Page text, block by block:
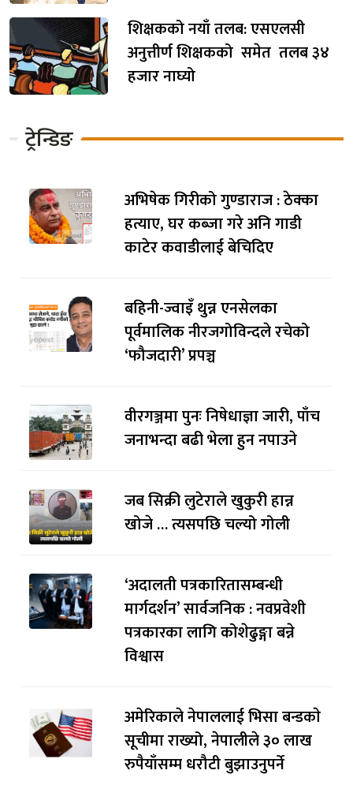
शिक्षकको नयाँ तलब: एसएलसी
अनुत्तीर्ण शिक्षकको समेत तलब ३४
हजार नाघ्यो
ट्रेन्डिङ
अभिषेक गिरीको गुण्डाराज : ठेक्का
हत्याए, घर कब्जा गरे अनि गाडी
काटेर कवाडीलाई बेचिदिए
बहिनी-ज्वाइँ थुन्न एनसेलका
पूर्वमालिक नीरजगोविन्दले रचेको
‘फौजदारी’ प्रपञ्च
वीरगञ्जमा पुनः निषेधाज्ञा जारी, पाँच
जनाभन्दा बढी भेला हुन नपाउने
जब सिक्री लुटेराले खुकुरी हान्न
खोजे … त्यसपछि चल्यो गोली
‘अदालती पत्रकारितासम्बन्धी
मार्गदर्शन’ सार्वजनिक : नवप्रवेशी
पत्रकारका लागि कोशेढुङ्गा बन्ने
विश्वास
अमेरिकाले नेपाललाई भिसा बन्डकाे
सूचीमा राख्यो, नेपालीले ३० लाख
रुपैयाँसम्म धरौटी बुझाउनुपर्ने